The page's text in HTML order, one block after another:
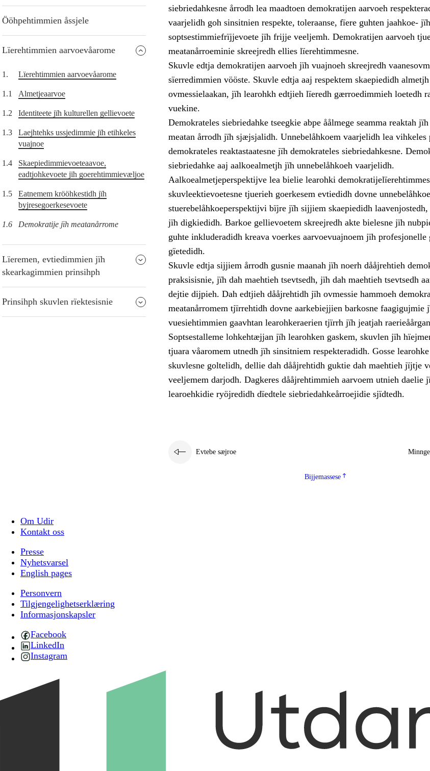
Ööhpehtimmien åssjele
Lïerehtimmien aarvoevåarome
1. Lïerehtimmien aarvoevåarome
1.1 Almetjeaarvoe
1.2 Identiteete jïh kulturellen gellievoete
1.3
Laejhtehks ussjedimmie jïh etihkeles
vuajnoe
1.4
Skaepiedimmievoeteaavoe,
eadtjohkevoete jïh goerehtimmievæljoe
1.5
Eatnemem krööhkestidh jïh
byjresegoerkesevoete
1.6 Demokratije jïh meatanårrome
Lïeremen, evtiedimmien jïh
skearkagimmien prinsihph
Prinsihph skuvlen rïektesisnie
siebriedahkesne årrodh lea maadtoen demokratijen aarvoeh
vaarjelidh goh sinsitnien respekte, toleraanse, fïere guhten jaahkoe- jïh
soptsestimmiefrïjjevoete jïh frijje veeljemh. Demokratijen aarvoeh
meatanårroeminie skreejredh ellies lïerehtimmesne.
Skuvle edtja demokratijen aarvoeh jïh vuajnoeh skreejredh
sïerredimmien vööste. Skuvle edtja aaj respektem skaepiedidh
ovmessielaakan, jïh learohkh edtjieh lïeredh gærroedimmieh loetedh
vuekine.
Demokrateles siebriedahke tseegkie abpe åålmege seamma reaktah
meatan årrodh jïh sjæjsjalidh. Unnebelåhkoem vaarjelidh lea vihkeles
demokrateles reaktastaatesne jïh demokrateles siebriedahkesne.
siebriedahke aaj aalkoealmetjh jïh unnebelåhkoeh vaarjelidh.
Aalkoealmetjeperspektijve lea bielie learohki
skuvleektievoetesne tjuerieh goerkesem evtiedidh dovne
stuerebelåhkoeperspektijvi bïjre jïh sijjiem skaepiedidh laavenjostedh,
jïh digkiedidh. Barkoe gellievoetem skreejredh akte bielesne jïh
guhte inkluderadidh kreava voerkes aarvoevuajnoem jïh profesjonelle
gïetedidh.
Skuvle edtja sijjiem årrodh gusnie maanah jïh noerh dååjrehtieh
praksisisnie, jïh dah maehtieh tsevtsedh, jïh dah maehtieh tsevtsedh
dejtie dijpieh. Dah edtjieh dååjrehtidh jïh ovmessie hammoeh
meatanårromem tjïrrehtidh dovne aarkebiejjien barkosne faagigujmie
vuesiehtimmien gaavhtan learohkeraerien tjïrrh jïh jeatjah
Soptsestalleme lohkehtæjjan jïh learohken gaskem, skuvlen jïh
tjuara våaromem utnedh jïh sinsitniem respekteradidh. Gosse
skuvlesne goltelidh, dellie dah dååjrehtidh guktie dah maehtieh jïjtje
veeljemem darjodh. Dagkeres dååjrehtimmieh aarvoem utnieh daelie
learoehkidie ryöjredidh dïedtele siebriedahkeårroejidie sjïdtedh.
Evtebe sæjroe
Bijjemassese
Om Udir
Kontakt oss
Presse
Nyhetsvarsel
English pages
Personvern
Tilgjengelighetserklæring
Informasjonskapsler
Facebook
LinkedIn
Instagram